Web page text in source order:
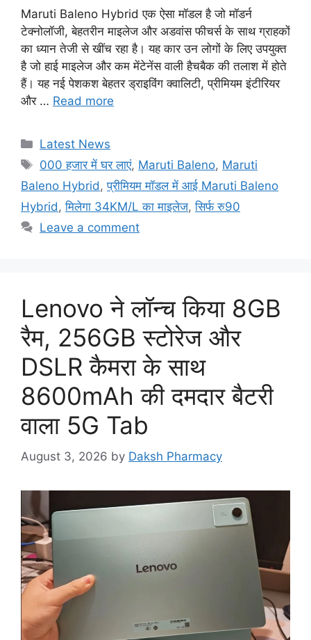
Maruti Baleno Hybrid एक ऐसा मॉडल है जो मॉडर्न
टेक्नोलॉजी, बेहतरीन माइलेज और अडवांस फीचर्स के साथ ग्राहकों
का ध्यान तेजी से खींच रहा है। यह कार उन लोगों के लिए उपयुक्त
है जो हाई माइलेज और कम मेंटेनेंस वाली हैचबैक की तलाश में होते
हैं। यह नई पेशकश बेहतर ड्राइविंग क्वालिटी, प्रीमियम इंटीरियर
और … Read more
Categories
Latest News
Tags
000 हजार में घर लाएं, Maruti Baleno, Maruti
Baleno Hybrid,प्रीमियम मॉडल में आई Maruti Baleno
Hybrid,मिलेगा 34KM/L का माइलेज,सिर्फ रु90
Leave a comment
Lenovo ने लॉन्च किया 8GB
रैम, 256GB स्टोरेज और
DSLR कैमरा के साथ
8600mAh की दमदार बैटरी
वाला 5G Tab
August 3, 2026 by Daksh Pharmacy